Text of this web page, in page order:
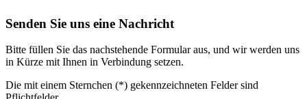
Senden Sie uns eine Nachricht
Bitte füllen Sie das nachstehende Formular aus, und wir werden uns
in Kürze mit Ihnen in Verbindung setzen.
Die mit einem Sternchen (*) gekennzeichneten Felder sind